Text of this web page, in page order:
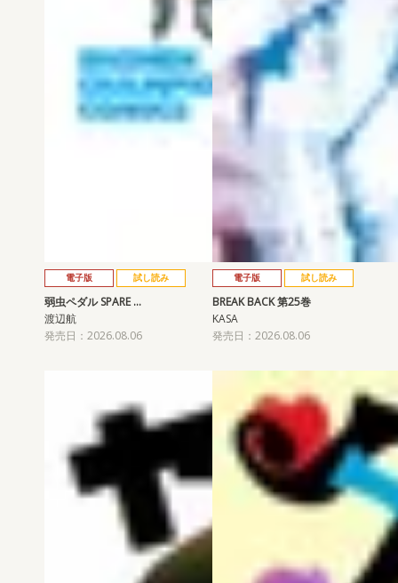
電子版 試し読み
弱虫ペダル SPARE …
渡辺航
発売日：2026.08.06
電子版 試し読み
BREAK BACK 第25巻
KASA
発売日：2026.08.06